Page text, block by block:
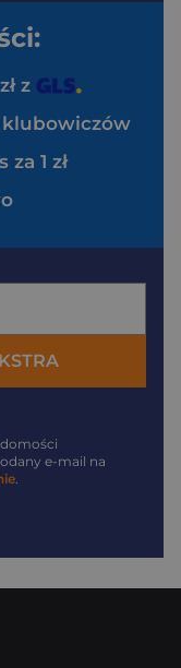
z
1 zł
e-mail na